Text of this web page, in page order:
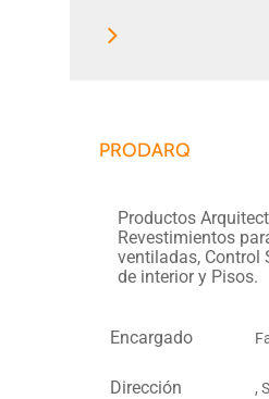
PRODARQ
Productos
Revestimientos
ventiladas, Control
de interior y Pisos.
Encargado
Dirección ,